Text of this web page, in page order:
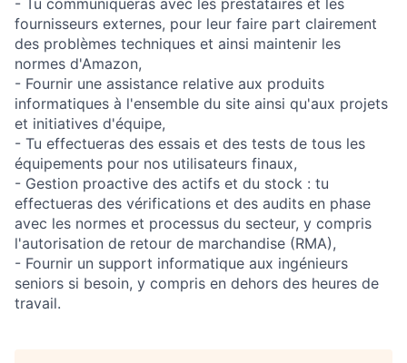
fournisseurs externes, pour leur faire part clairement
des problèmes techniques et ainsi maintenir les
normes d'Amazon,
- Fournir une assistance relative aux produits
informatiques à l'ensemble du site ainsi qu'aux projets
et initiatives d'équipe,
- Tu effectueras des essais et des tests de tous les
équipements pour nos utilisateurs finaux,
- Gestion proactive des actifs et du stock : tu
effectueras des vérifications et des audits en phase
avec les normes et processus du secteur, y compris
l'autorisation de retour de marchandise (RMA),
- Fournir un support informatique aux ingénieurs
seniors si besoin, y compris en dehors des heures de
travail.